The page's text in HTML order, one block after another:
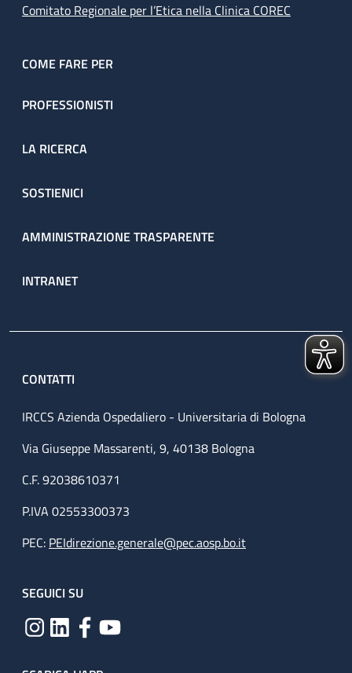
Comitato Regionale per l’Etica nella Clinica COREC
COME FARE PER
PROFESSIONISTI
LA RICERCA
SOSTIENICI
AMMINISTRAZIONE TRASPARENTE
INTRANET
CONTATTI
IRCCS Azienda Ospedaliero - Universitaria di Bologna
Via Giuseppe Massarenti, 9, 40138 Bologna
C.F. 92038610371
P.IVA 02553300373
PEC: PEIdirezione.generale@pec.aosp.bo.it
SEGUICI SU